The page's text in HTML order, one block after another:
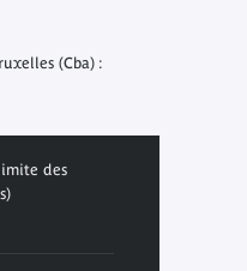
(Cba) :
des